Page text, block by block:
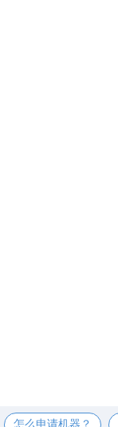
怎么申请机器？